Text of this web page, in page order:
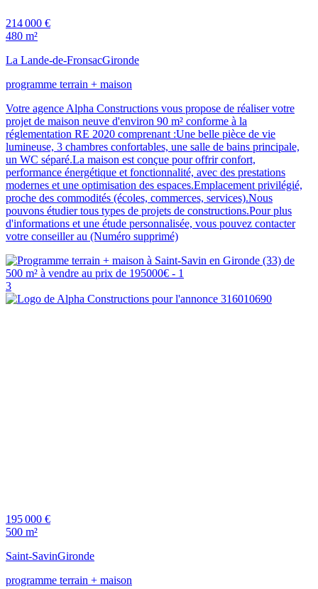
214 000 €
480 m²
La Lande-de-FronsacGironde
programme terrain + maison
Votre agence Alpha Constructions vous propose de réaliser votre
projet de maison neuve d'environ 90 m² conforme à la
réglementation RE 2020 comprenant :Une belle pièce de vie
lumineuse, 3 chambres confortables, une salle de bains principale,
un WC séparé.La maison est conçue pour offrir confort,
performance énergétique et fonctionnalité, avec des prestations
modernes et une optimisation des espaces.Emplacement privilégié,
proche des commodités (écoles, commerces, services).Nous
pouvons étudier tous types de projets de constructions.Pour plus
d'informations et une étude personnalisée, vous pouvez contacter
votre conseiller au (Numéro supprimé)
3
195 000 €
500 m²
Saint-SavinGironde
programme terrain + maison